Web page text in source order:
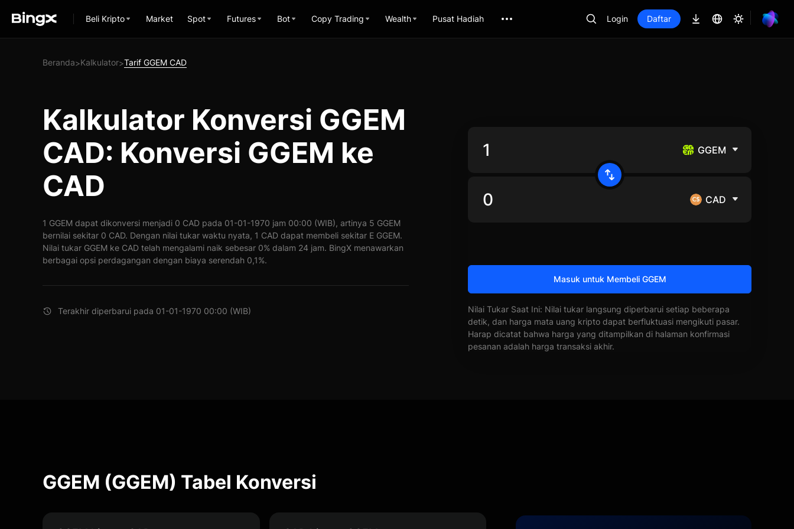
Beli Kripto Market Spot Futures Bot Copy Trading Wealth Pusat Hadiah Login Daftar
Beranda>Kalkulator>Tarif GGEM CAD
Kalkulator Konversi GGEM
CAD: Konversi GGEM ke
CAD
1 GGEM dapat dikonversi menjadi 0 CAD pada 01-01-1970 jam 00:00 (WIB), artinya 5 GGEM
bernilai sekitar 0 CAD. Dengan nilai tukar waktu nyata, 1 CAD dapat membeli sekitar E GGEM.
Nilai tukar GGEM ke CAD telah mengalami naik sebesar 0% dalam 24 jam. BingX menawarkan
berbagai opsi perdagangan dengan biaya serendah 0,1%.
Terakhir diperbarui pada 01-01-1970 00:00 (WIB)
GGEM
CAD
Masuk untuk Membeli GGEM
Nilai Tukar Saat Ini: Nilai tukar langsung diperbarui setiap beberapa
detik, dan harga mata uang kripto dapat berfluktuasi mengikuti pasar.
Harap dicatat bahwa harga yang ditampilkan di halaman konfirmasi
pesanan adalah harga transaksi akhir.
GGEM (GGEM) Tabel Konversi